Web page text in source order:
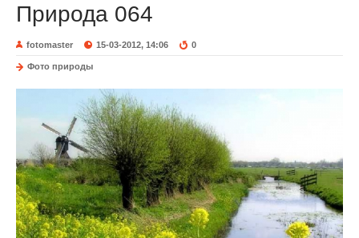
Природа 064
fotomaster 15-03-2012, 14:06 0
Фото природы